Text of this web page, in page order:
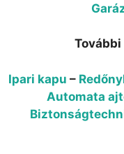
Ipari kapu –
Automata